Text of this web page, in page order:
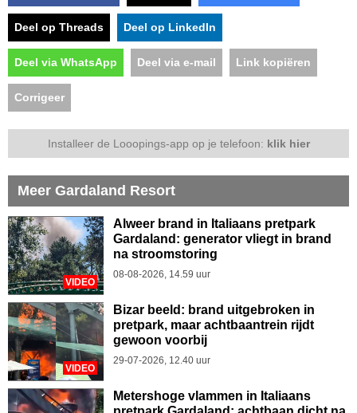
Deel op Threads Deel op LinkedIn
Deel via WhatsApp Deel via e-mail Link kopiëren
Corrigeer
Installeer de Looopings-app op je telefoon: klik hier
Meer Gardaland Resort
VIDEO
Alweer brand in Italiaans pretpark
Gardaland: generator vliegt in brand
na stroomstoring
08-08-2026, 14.59 uur
VIDEO
Bizar beeld: brand uitgebroken in
pretpark, maar achtbaantrein rijdt
gewoon voorbij
29-07-2026, 12.40 uur
Metershoge vlammen in Italiaans